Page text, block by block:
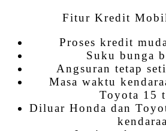
Fitur Kredit
Proses kredit
Suku bunga
Angsuran tetap
Masa waktu
Toyota 15
Diluar Honda dan